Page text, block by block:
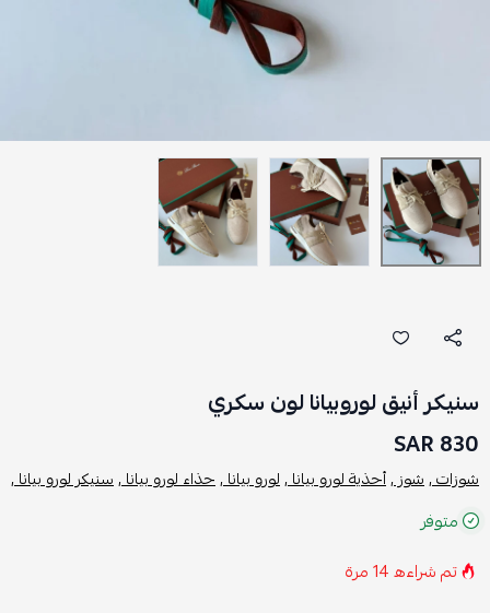
سنيكر أنيق لوروبيانا لون سكري
830 SAR
شوزات ,شوز ,أحذية لورو بيانا ,لورو بيانا ,حذاء لورو بيانا ,سنيكر لورو بيانا ,
متوفر
تم شراءه14مرة